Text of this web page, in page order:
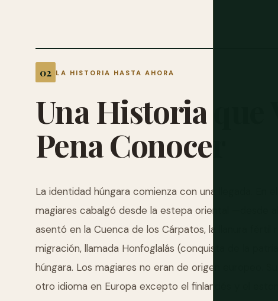
LA HISTORIA HASTA AHORA
UnaHistoria
PenaConocer
La identidad húngara comienza con una llegada. En
magiares cabalgó desde la estepa oriental —desde
asentó en la Cuenca de los Cárpatos, la llanura
migración, llamada Honfoglalás (conquista de la
húngara. Los magiares no eran de origen europeo.
otro idioma en Europa excepto el finlandés y el